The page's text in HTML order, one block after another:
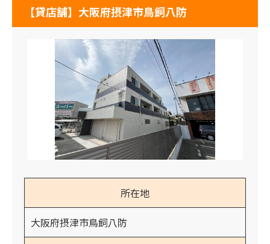
【貸店舗】大阪府摂津市鳥飼八防
所在地
大阪府摂津市鳥飼八防